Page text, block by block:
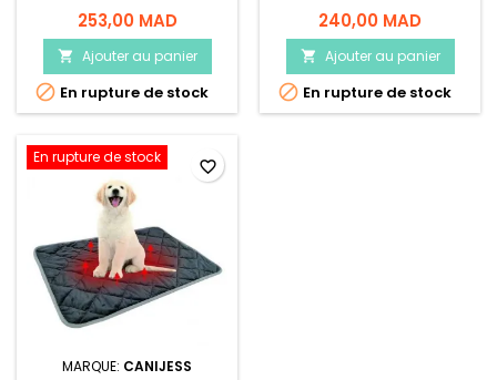
253,00 MAD
 Ajouter au panier
 En rupture de stock
240,00 MAD
 Ajouter au panier
 En rupture de stock
En rupture de stock
MARQUE: CANIJESS
favorite_border